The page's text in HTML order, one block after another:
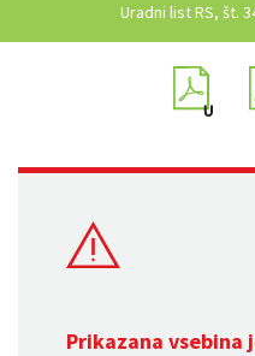
Uradni list RS, št.
Prikazana vsebina